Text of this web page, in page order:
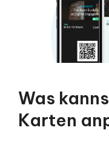
Was
Karten